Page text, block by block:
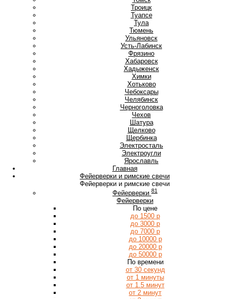
Троицк
Туапсе
Тула
Тюмень
Ульяновск
Усть-Лабинск
Фрязино
Хабаровск
Хадыженск
Химки
Хотьково
Чебоксары
Челябинск
Черноголовка
Чехов
Шатура
Щелково
Щербинка
Электросталь
Электроугли
Ярославль
Главная
Фейерверки и римские свечи
Фейерверки и римские свечи
Фейерверки 81
Фейерверки
По цене
до 1500 р
до 3000 р
до 7000 р
до 10000 р
до 20000 р
до 50000 р
По времени
от 30 секунд
от 1 минуты
от 1.5 минут
от 2 минут